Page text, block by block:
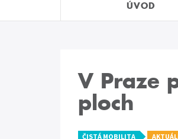
ÚVOD
V Praze
ploch
ČISTÁ MOBILITA